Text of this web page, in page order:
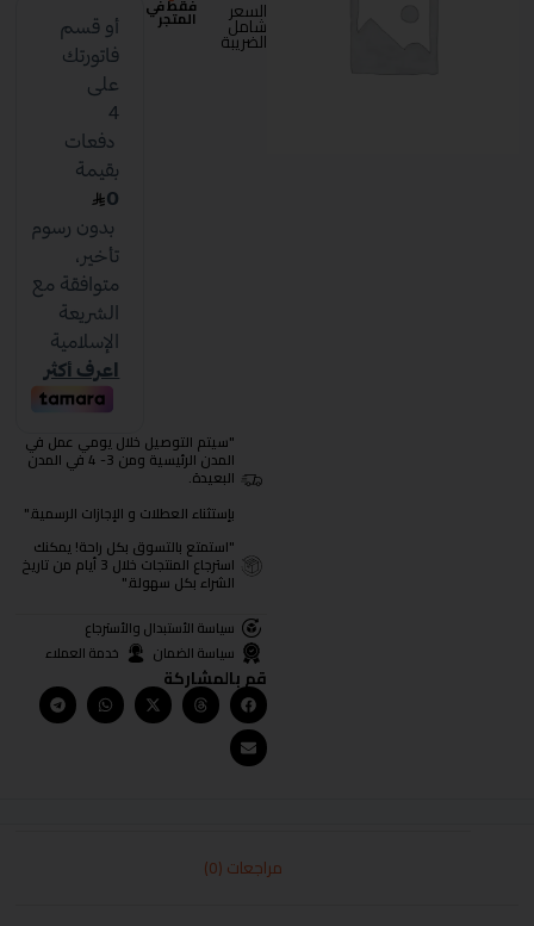
السعر
شامل
الضريبة
المتجر
"سيتم التوصيل خلال يومي عمل في
المدن الرئيسية ومن 3- 4 في المدن
البعيدة.
بإستثناء العطلات و الإجازات الرسمية."
"استمتع بالتسوق بكل راحة! يمكنك
استرجاع المنتجات خلال 3 أيام من تاريخ
الشراء بكل سهولة."
سياسة الأستبدال والأسترجاع
سياسة الضمان
خدمة العملاء
قم بالمشاركة
مراجعات (0)